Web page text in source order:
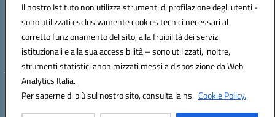
Il nostro Istituto non utilizza strumenti di profilazione degli utenti -
sono utilizzati esclusivamente cookies tecnici necessari al
corretto funzionamento del sito, alla fruibilità dei servizi
istituzionali e alla sua accessibilità – sono utilizzati, inoltre,
strumenti statistici anonimizzati messi a disposizione da Web
Analytics Italia.
Per saperne di più sul nostro sito, consulta la ns. Cookie Policy.
Codice fiscale: 91039050819
Codice meccanografico:
tpic84500v
Codice unico di fatturazione (CUF): JZDXRK
Hosting & Powered by 3D Solution S.r.l.
Concept & Design by Designers Italia